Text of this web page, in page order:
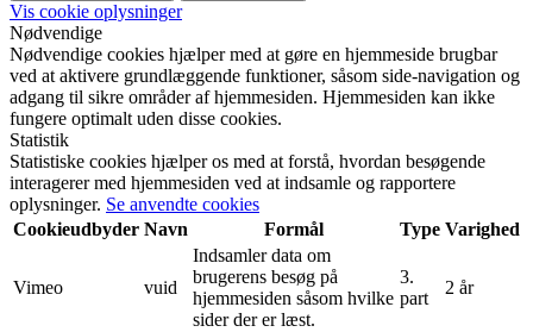
Vis cookie oplysninger
Nødvendige
Nødvendige cookies hjælper med at gøre en hjemmeside brugbar
ved at aktivere grundlæggende funktioner, såsom side-navigation og
adgang til sikre områder af hjemmesiden. Hjemmesiden kan ikke
fungere optimalt uden disse cookies.
Statistik
Statistiske cookies hjælper os med at forstå, hvordan besøgende
interagerer med hjemmesiden ved at indsamle og rapportere
oplysninger. Se anvendte cookies
Cookieudbyder Navn Formål Type Varighed
Vimeo vuid
Indsamler data om
brugerens besøg på
hjemmesiden såsom hvilke
sider der er læst.
3.
part
2 år